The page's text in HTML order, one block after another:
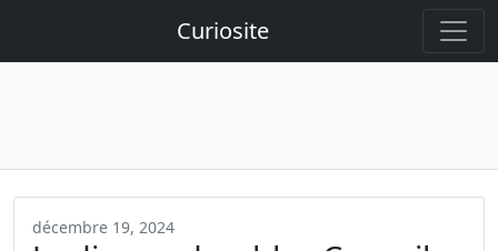
Curiosite
décembre 19, 2024